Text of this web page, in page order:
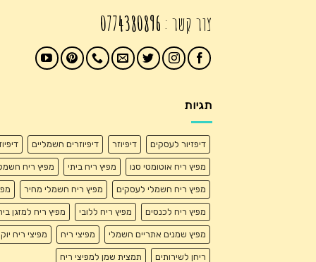
צור קשר : 0774380896
תגיות
דיפזיור לעסקים דיפיוזר דיפיוזרים חשמליים
מפיץ ריח אוטומטי סנו מפיץ ריח ביתי מפיץ ריח
מפיץ ריח חשמלי לעסקים מפיץ ריח חשמלי מחיר
מפיץ ריח לכנסים מפיץ ריח ללובי מפיץ ריח למזגן
מפיץ שמנים אתריים חשמלי מפיצי ריח מפיצי ריח
ריחן לשירותים תמצית שמן למפיצי ריח